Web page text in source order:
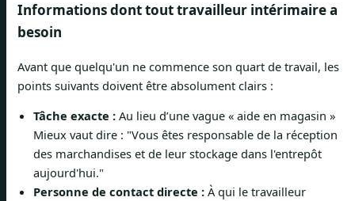
Informations dont tout travailleur intérimaire a
besoin
Avant que quelqu'un ne commence son quart de travail, les
points suivants doivent être absolument clairs :
Tâche exacte : Au lieu d’une vague « aide en magasin »
Mieux vaut dire : "Vous êtes responsable de la réception
des marchandises et de leur stockage dans l'entrepôt
aujourd'hui."
Personne de contact directe : À qui le travailleur